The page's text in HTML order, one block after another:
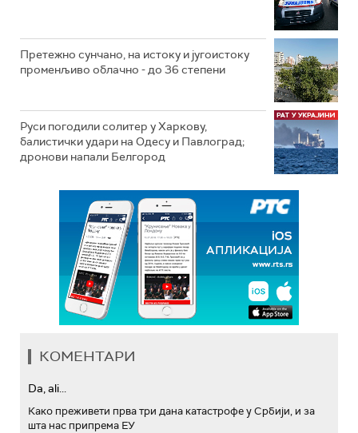
Претежно сунчано, на истоку и југоистоку
променљиво облачно - до 36 степени
Руси погодили солитер у Харкову,
балистички удари на Одесу и Павлоград;
дронови напали Белгород
КОМЕНТАРИ
Da, ali...
Како преживети прва три дана катастрофе у Србији, и за
шта нас припрема ЕУ